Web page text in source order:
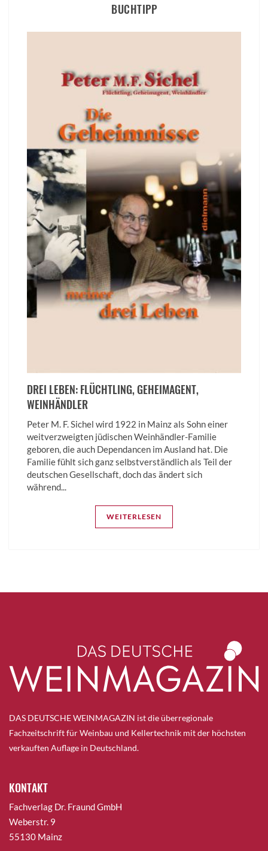
BUCHTIPP
DREI LEBEN: FLÜCHTLING, GEHEIM­AGENT,
WEINHÄNDLER
Peter M. F. Sichel wird 1922 in Mainz als Sohn einer
weitverzweigten jüdischen Weinhändler-Familie
geboren, die auch Dependancen im Ausland hat. Die
Familie fühlt sich ganz selbstverständlich als Teil der
deutschen Gesellschaft, doch das ändert sich
während...
WEITERLESEN
DAS DEUTSCHE WEINMAGAZIN ist die überregionale
Fachzeitschrift für Weinbau und Kellertechnik mit der höchsten
verkauften Auflage in Deutschland.
KONTAKT
Fachverlag Dr. Fraund GmbH
Weberstr. 9
55130 Mainz